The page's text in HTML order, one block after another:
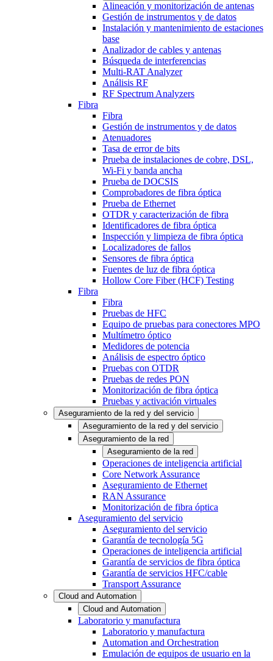
Alineación y monitorización de antenas
Gestión de instrumentos y de datos
Instalación y mantenimiento de estaciones
base
Analizador de cables y antenas
Búsqueda de interferencias
Multi-RAT Analyzer
Análisis RF
RF Spectrum Analyzers
Fibra
Fibra
Gestión de instrumentos y de datos
Atenuadores
Tasa de error de bits
Prueba de instalaciones de cobre, DSL,
Wi-Fi y banda ancha
Prueba de DOCSIS
Comprobadores de fibra óptica
Prueba de Ethernet
OTDR y caracterización de fibra
Identificadores de fibra óptica
Inspección y limpieza de fibra óptica
Localizadores de fallos
Sensores de fibra óptica
Fuentes de luz de fibra óptica
Hollow Core Fiber (HCF) Testing
Fibra
Fibra
Pruebas de HFC
Equipo de pruebas para conectores MPO
Multímetro óptico
Medidores de potencia
Análisis de espectro óptico
Pruebas con OTDR
Pruebas de redes PON
Monitorización de fibra óptica
Pruebas y activación virtuales
Aseguramiento de la red y del servicio
Aseguramiento de la red y del servicio
Aseguramiento de la red
Aseguramiento de la red
Operaciones de inteligencia artificial
Core Network Assurance
Aseguramiento de Ethernet
RAN Assurance
Monitorización de fibra óptica
Aseguramiento del servicio
Aseguramiento del servicio
Garantía de tecnología 5G
Operaciones de inteligencia artificial
Garantía de servicios de fibra óptica
Garantía de servicios HFC/cable
Transport Assurance
Cloud and Automation
Cloud and Automation
Laboratorio y manufactura
Laboratorio y manufactura
Automation and Orchestration
Emulación de equipos de usuario en la